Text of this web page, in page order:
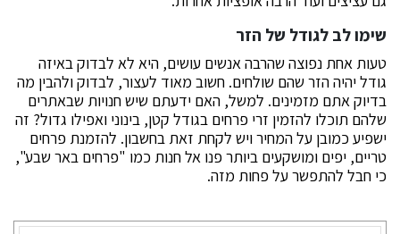
שימו לב לגודל של הזר
טעות אחת נפוצה שהרבה אנשים עושים, היא לא לבדוק באיזה
גודל יהיה הזר שהם שולחים. חשוב מאוד לעצור, לבדוק ולהבין מה
בדיוק אתם מזמינים. למשל, האם ידעתם שיש חנויות שבאתרים
שלהם תוכלו להזמין זרי פרחים בגודל קטן, בינוני ואפילו גדול? זה
ישפיע כמובן על המחיר ויש לקחת זאת בחשבון. להזמנת פרחים
טריים, יפים ומושקעים ביותר פנו אל חנות כמו "פרחים באר שבע",
כי חבל להתפשר על פחות מזה.